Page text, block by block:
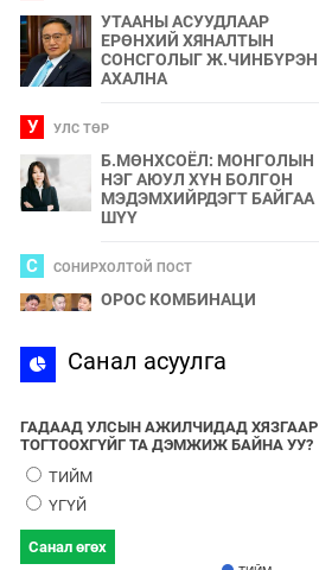
УТААНЫ АСУУДЛААР
ЕРӨНХИЙ ХЯНАЛТЫН
СОНСГОЛЫГ Ж.ЧИНБҮРЭН
АХАЛНА
У УЛС ТӨР
Б.МӨНХСОЁЛ: МОНГОЛЫН
НЭГ АЮУЛ ХҮН БОЛГОН
МЭДЭМХИЙРДЭГТ БАЙГАА
ШҮҮ
С СОНИРХОЛТОЙ ПОСТ
ОРОС КОМБИНАЦИ
С СПОРТ
У
БҮЛЭГЛЭЛҮҮДИЙН
ХАМТЫН БҮТЭЭЛ ЮМ
Санал асуулга
ГАДААД УЛСЫН АЖИЛЧИДАД ХЯЗГААР
ТОГТООХГҮЙГ ТА ДЭМЖИЖ БАЙНА УУ?
ТИЙМ
ҮГҮЙ
Санал өгөх